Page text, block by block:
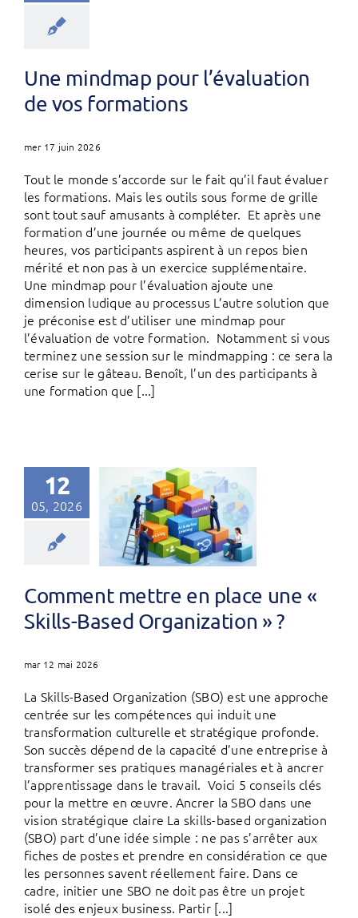
Une mindmap pour l’évaluation
de vos formations
mer 17 juin 2026
Tout le monde s’accorde sur le fait qu’il faut évaluer
les formations. Mais les outils sous forme de grille
sont tout sauf amusants à compléter. Et après une
formation d’une journée ou même de quelques
heures, vos participants aspirent à un repos bien
mérité et non pas à un exercice supplémentaire.
Une mindmap pour l’évaluation ajoute une
dimension ludique au processus L’autre solution que
je préconise est d’utiliser une mindmap pour
l’évaluation de votre formation. Notamment si vous
terminez une session sur le mindmapping : ce sera la
cerise sur le gâteau. Benoît, l’un des participants à
une formation que [...]
12
05, 2026
Comment mettre en place une «
Skills-Based Organization » ?
mar 12 mai 2026
La Skills-Based Organization (SBO) est une approche
centrée sur les compétences qui induit une
transformation culturelle et stratégique profonde.
Son succès dépend de la capacité d’une entreprise à
transformer ses pratiques managériales et à ancrer
l’apprentissage dans le travail. Voici 5 conseils clés
pour la mettre en œuvre. Ancrer la SBO dans une
vision stratégique claire La skills-based organization
(SBO) part d’une idée simple : ne pas s’arrêter aux
fiches de postes et prendre en considération ce que
les personnes savent réellement faire. Dans ce
cadre, initier une SBO ne doit pas être un projet
isolé des enjeux business. Partir [...]